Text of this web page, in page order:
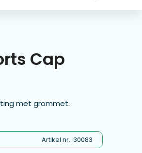
Cap
met grommet.
Artikel nr. 30083